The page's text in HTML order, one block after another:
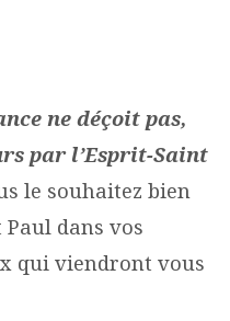
ne déçoit pas,
par l’Esprit-Saint
le souhaitez bien
Paul dans vos
qui viendront vous